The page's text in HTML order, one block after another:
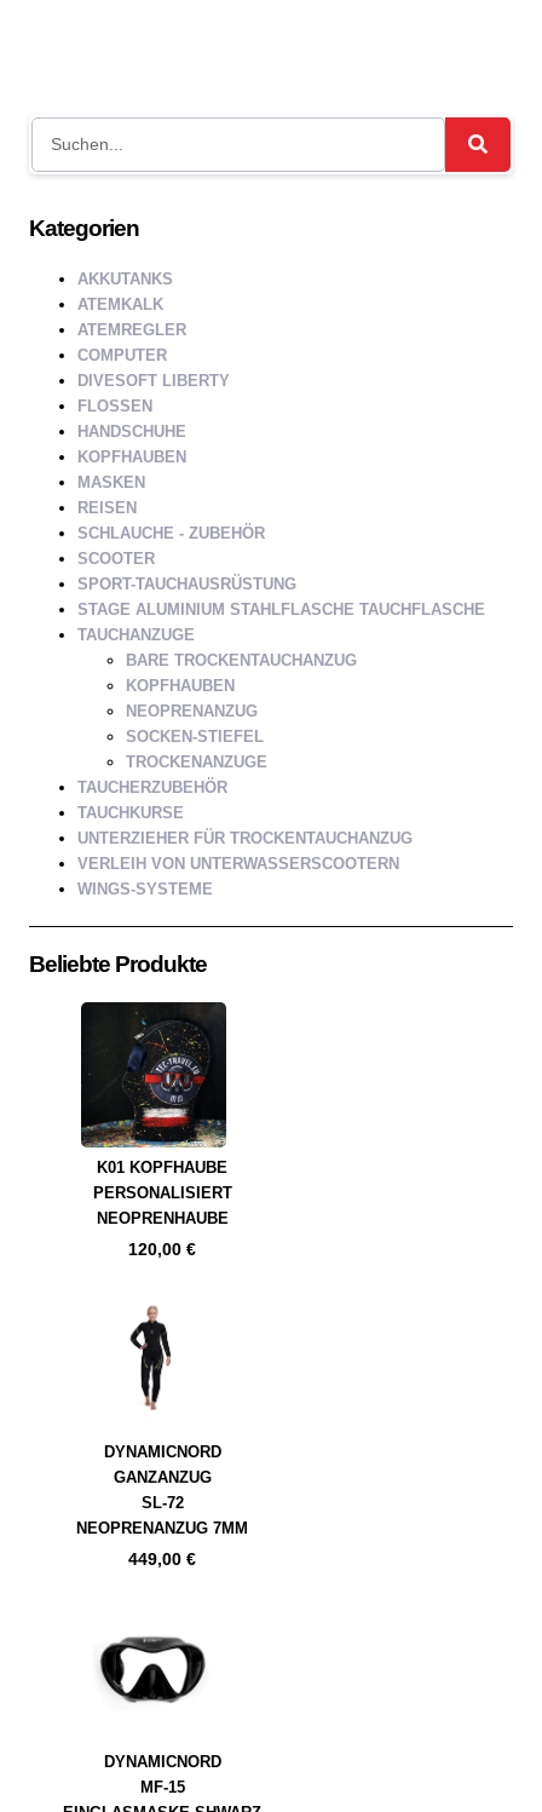
Kategorien
AKKUTANKS
ATEMKALK
ATEMREGLER
COMPUTER
DIVESOFT LIBERTY
FLOSSEN
HANDSCHUHE
KOPFHAUBEN
MASKEN
REISEN
SCHLAUCHE - ZUBEHÖR
SCOOTER
SPORT-TAUCHAUSRÜSTUNG
STAGE ALUMINIUM STAHLFLASCHE TAUCHFLASCHE
TAUCHANZUGE
BARE TROCKENTAUCHANZUG
KOPFHAUBEN
NEOPRENANZUG
SOCKEN-STIEFEL
TROCKENANZUGE
TAUCHERZUBEHÖR
TAUCHKURSE
UNTERZIEHER FÜR TROCKENTAUCHANZUG
VERLEIH VON UNTERWASSERSCOOTERN
WINGS-SYSTEME
Beliebte Produkte
K01 KOPFHAUBE
PERSONALISIERT
NEOPRENHAUBE
120,00 €
DYNAMICNORD
GANZANZUG
SL-72
NEOPRENANZUG 7MM
449,00 €
DYNAMICNORD
MF-15